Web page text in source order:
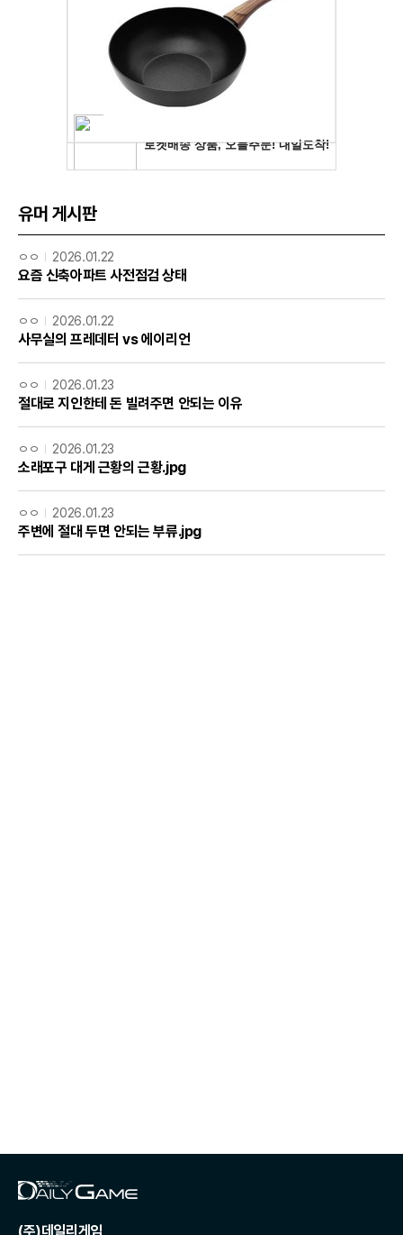
유머 게시판
ㅇㅇ 2026.01.22
요즘 신축아파트 사전점검 상태
ㅇㅇ 2026.01.22
사무실의 프레데터 vs 에이리언
ㅇㅇ 2026.01.23
절대로 지인한테 돈 빌려주면 안되는 이유
ㅇㅇ 2026.01.23
소래포구 대게 근황의 근황.jpg
ㅇㅇ 2026.01.23
주변에 절대 두면 안되는 부류.jpg
(주)데일리게임